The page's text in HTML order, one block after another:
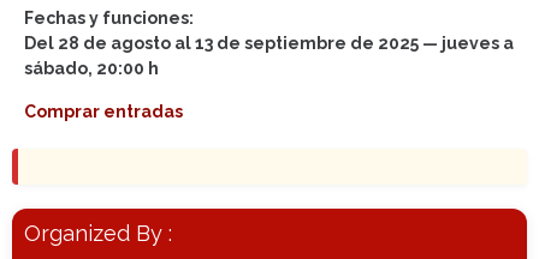
Fechas y funciones:
Del 28 de agosto al 13 de septiembre de 2025 — jueves a
sábado, 20:00 h
Comprar entradas
Organized By :